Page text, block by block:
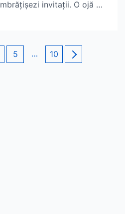
invitații. O ojă …
Page
5 … Page
10